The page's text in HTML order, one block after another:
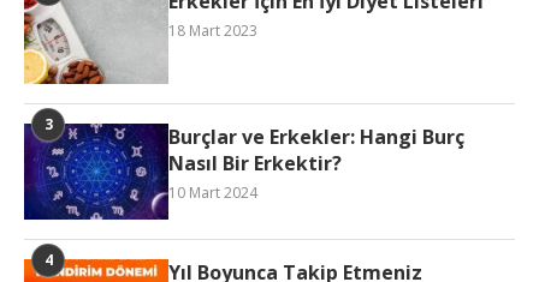
18 Mart 2023
Burçlar ve Erkekler: Hangi Burç
Nasıl Bir Erkektir?
10 Mart 2024
Yıl Boyunca Takip Etmeniz